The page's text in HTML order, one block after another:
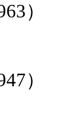
）
）